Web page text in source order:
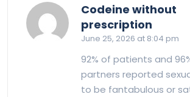
Codeine without
prescription
June 25, 2026 at 8:04 pm
92% of patients and
partners reported
to be fantabulous or